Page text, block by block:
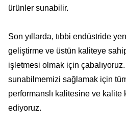
ürünler sunabilir.
Son yıllarda, tıbbi endüstride
geliştirme ve üstün kaliteye
işletmesi olmak için
sunabilmemizi sağlamak için
performanslı kalitesine ve kalite
ediyoruz.